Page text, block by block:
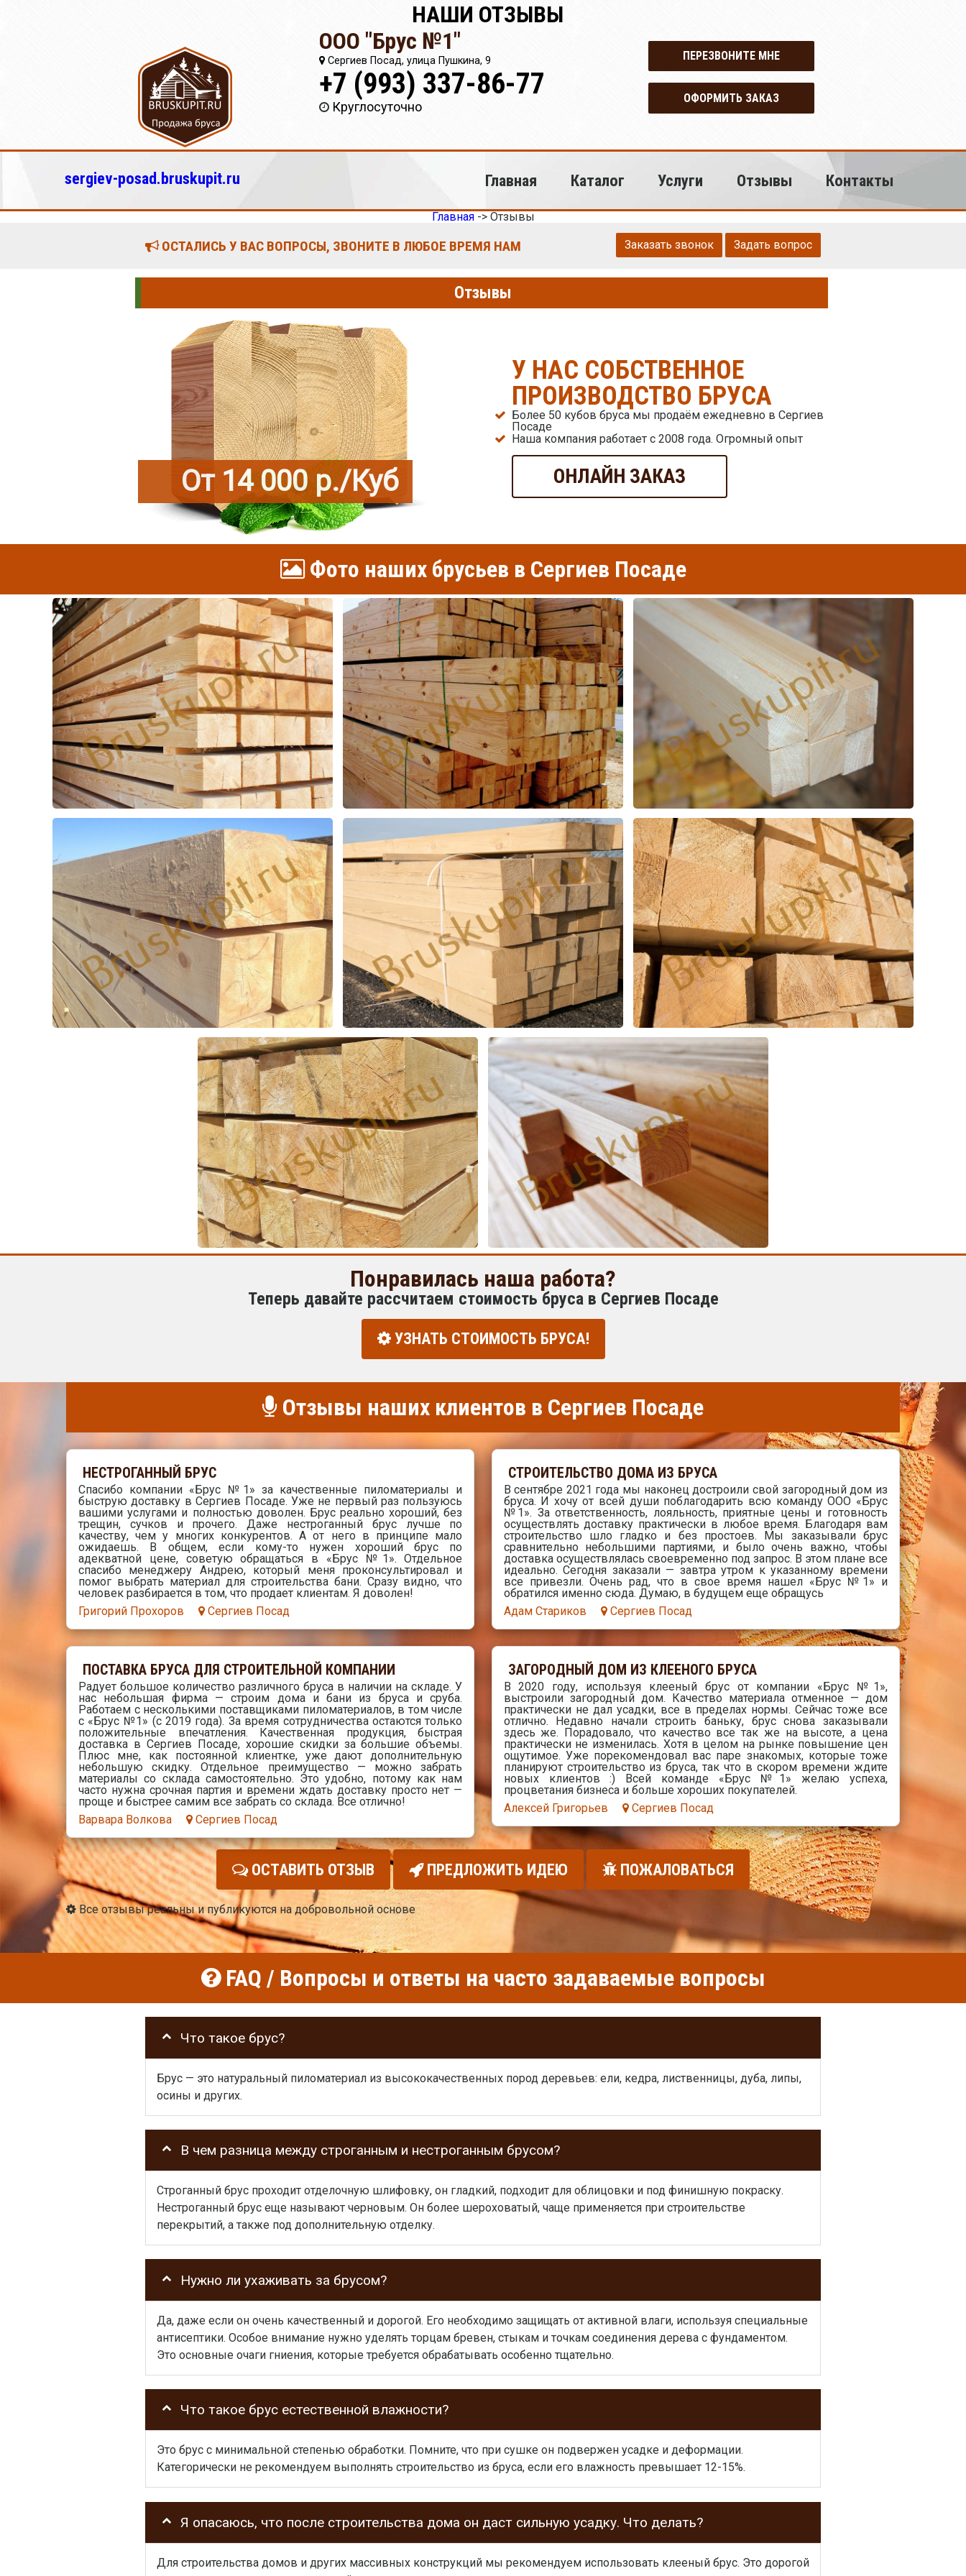
НАШИ ОТЗЫВЫ
ООО "Брус №1"
Сергиев Посад, улица Пушкина, 9
+7 (993) 337-86-77
Круглосуточно
ПЕРЕЗВОНИТЕ МНЕ
ОФОРМИТЬ ЗАКАЗ
sergiev-posad.bruskupit.ru Главная Каталог Услуги Отзывы Контакты
Главная-> Отзывы
ОСТАЛИСЬ У ВАС ВОПРОСЫ, ЗВОНИТЕ В ЛЮБОЕ ВРЕМЯ НАМ Заказать звонок Задать вопрос
Отзывы
От 14 000 р./Куб
У НАС СОБСТВЕННОЕ
ПРОИЗВОДСТВО БРУСА
Более 50 кубов бруса мы продаём ежедневно в Сергиев
Посаде
Наша компания работает с 2008 года. Огромный опыт
ОНЛАЙН ЗАКАЗ
Фото наших брусьев в Сергиев Посаде
Понравилась наша работа?
Теперь давайте рассчитаем стоимость бруса в Сергиев Посаде
УЗНАТЬ СТОИМОСТЬ БРУСА!
Отзывы наших клиентов в Сергиев Посаде
НЕСТРОГАННЫЙ БРУС
Спасибо компании «Брус №1» за качественные пиломатериалы и
быструю доставку в Сергиев Посаде. Уже не первый раз пользуюсь
вашими услугами и полностью доволен. Брус реально хороший, без
трещин, сучков и прочего. Даже нестроганный брус лучше по
качеству, чем у многих конкурентов. А от него в принципе мало
ожидаешь. В общем, если кому-то нужен хороший брус по
адекватной цене, советую обращаться в «Брус №1». Отдельное
спасибо менеджеру Андрею, который меня проконсультировал и
помог выбрать материал для строительства бани. Сразу видно, что
человек разбирается в том, что продает клиентам. Я доволен!
Григорий Прохоров
Сергиев Посад
СТРОИТЕЛЬСТВО ДОМА ИЗ БРУСА
В сентябре 2021 года мы наконец достроили свой загородный дом из
бруса. И хочу от всей души поблагодарить всю команду ООО «Брус
№1». За ответственность, лояльность, приятные цены и готовность
осуществлять доставку практически в любое время. Благодаря вам
строительство шло гладко и без простоев. Мы заказывали брус
сравнительно небольшими партиями, и было очень важно, чтобы
доставка осуществлялась своевременно под запрос. В этом плане все
идеально. Сегодня заказали — завтра утром к указанному времени
все привезли. Очень рад, что в свое время нашел «Брус №1» и
обратился именно сюда. Думаю, в будущем еще обращусь
Адам Стариков
Сергиев Посад
ПОСТАВКА БРУСА ДЛЯ СТРОИТЕЛЬНОЙ КОМПАНИИ
Радует большое количество различного бруса в наличии на складе. У
нас небольшая фирма — строим дома и бани из бруса и сруба.
Работаем с несколькими поставщиками пиломатериалов, в том числе
с «Брус №1» (с 2019 года). За время сотрудничества остаются только
положительные впечатления. Качественная продукция, быстрая
доставка в Сергиев Посаде, хорошие скидки за большие объемы.
Плюс мне, как постоянной клиентке, уже дают дополнительную
небольшую скидку. Отдельное преимущество — можно забрать
материалы со склада самостоятельно. Это удобно, потому как нам
часто нужна срочная партия и времени ждать доставку просто нет —
проще и быстрее самим все забрать со склада. Все отлично!
Варвара Волкова
Сергиев Посад
ЗАГОРОДНЫЙ ДОМ ИЗ КЛЕЕНОГО БРУСА
В 2020 году, используя клееный брус от компании «Брус №1»,
выстроили загородный дом. Качество материала отменное — дом
практически не дал усадки, все в пределах нормы. Сейчас тоже все
отлично. Недавно начали строить баньку, брус снова заказывали
здесь же. Порадовало, что качество все так же на высоте, а цена
практически не изменилась. Хотя в целом на рынке повышение цен
ощутимое. Уже порекомендовал вас паре знакомых, которые тоже
планируют строительство из бруса, так что в скором времени ждите
новых клиентов :) Всей команде «Брус №1» желаю успеха,
процветания бизнеса и больше хороших покупателей.
Алексей Григорьев
Сергиев Посад
ОСТАВИТЬ ОТЗЫВ ПРЕДЛОЖИТЬ ИДЕЮ ПОЖАЛОВАТЬСЯ
Все отзывы реальны и публикуются на добровольной основе
FAQ / Вопросы и ответы на часто задаваемые вопросы
Что такое брус?
Брус — это натуральный пиломатериал из высококачественных пород деревьев: ели, кедра, лиственницы, дуба, липы,
осины и других.
В чем разница между строганным и нестроганным брусом?
Строганный брус проходит отделочную шлифовку, он гладкий, подходит для облицовки и под финишную покраску.
Нестроганный брус еще называют черновым. Он более шероховатый, чаще применяется при строительстве
перекрытий, а также под дополнительную отделку.
Нужно ли ухаживать за брусом?
Да, даже если он очень качественный и дорогой. Его необходимо защищать от активной влаги, используя специальные
антисептики. Особое внимание нужно уделять торцам бревен, стыкам и точкам соединения дерева с фундаментом.
Это основные очаги гниения, которые требуется обрабатывать особенно тщательно.
Что такое брус естественной влажности?
Это брус с минимальной степенью обработки. Помните, что при сушке он подвержен усадке и деформации.
Категорически не рекомендуем выполнять строительство из бруса, если его влажность превышает 12-15%.
Я опасаюсь, что после строительства дома он даст сильную усадку. Что делать?
Для строительства домов и других массивных конструкций мы рекомендуем использовать клееный брус. Это дорогой